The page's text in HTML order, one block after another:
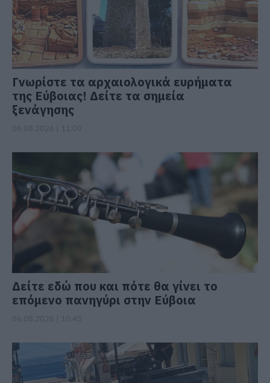
Γνωρίστε τα αρχαιολογικά ευρήματα
της Εύβοιας! Δείτε τα σημεία
ξενάγησης
Δείτε εδώ που και πότε θα γίνει το
επόμενο πανηγύρι στην Εύβοια